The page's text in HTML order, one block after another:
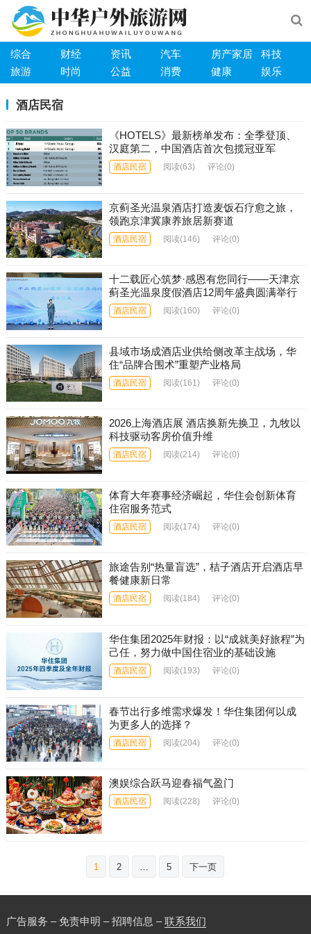
综合 财经 资讯 汽车 房产家居
科技
旅游
时尚 公益 消费 健康 娱乐
酒店民宿
《HOTELS》最新榜单发布：全季登顶、
汉庭第二，中国酒店首次包揽冠亚军
酒店民宿 阅读(63) 评论(0)
京蓟圣光温泉酒店打造麦饭石疗愈之旅，
领跑京津冀康养旅居新赛道
酒店民宿 阅读(146) 评论(0)
十二载匠心筑梦·感恩有您同行——天津京
蓟圣光温泉度假酒店12周年盛典圆满举行
酒店民宿 阅读(160) 评论(0)
县域市场成酒店业供给侧改革主战场，华
住“品牌合围术”重塑产业格局
酒店民宿 阅读(161) 评论(0)
2026上海酒店展 酒店换新先换卫，九牧以
科技驱动客房价值升维
酒店民宿 阅读(214) 评论(0)
体育大年赛事经济崛起，华住会创新体育
住宿服务范式
酒店民宿 阅读(174) 评论(0)
旅途告别“热量盲选”，桔子酒店开启酒店早
餐健康新日常
酒店民宿 阅读(184) 评论(0)
华住集团2025年财报：以“成就美好旅程”为
己任，努力做中国住宿业的基础设施
酒店民宿 阅读(193) 评论(0)
春节出行多维需求爆发！华住集团何以成
为更多人的选择？
酒店民宿 阅读(204) 评论(0)
澳娱综合跃马迎春福气盈门
酒店民宿 阅读(228) 评论(0)
分
页
1 2 5 下一页
广告服务 – 免责申明 – 招聘信息 –联系我们